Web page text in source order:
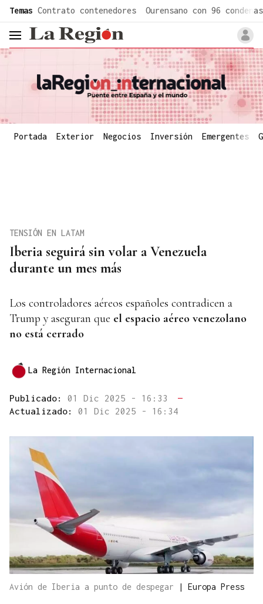
Temas Contrato contenedores Ourensano con 96 condenas
header.menu.open
Portada Exterior Negocios Inversión Emergentes
Iberia seguirá sin volar a Venezuela
durante un mes más
TENSIÓN EN LATAM
Los controladores aéreos españoles contradicen a
Trump y aseguran que el espacio aéreo venezolano
no está cerrado
La Región Internacional
Publicado: 01 Dic 2025 - 16:33
—
Actualizado: 01 Dic 2025 - 16:34
Avión de Iberia a punto de despegar | Europa Press